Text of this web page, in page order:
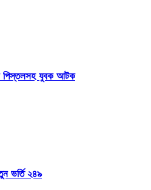
পিস্তলসহ যুবক আটক
ভর্তি ২৪৯